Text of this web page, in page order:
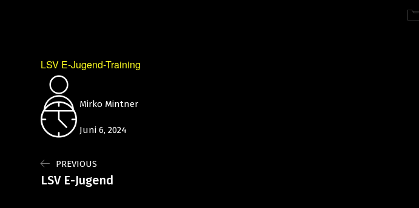
iCalendar
LSV E-Jugend-Training
Mirko Mintner
Juni 6, 2024
PREVIOUS
LSV E-Jugend